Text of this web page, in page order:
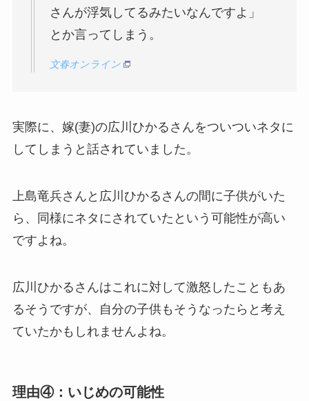
さんが浮気してるみたいなんですよ」
とか言ってしまう。
文春オンライン
実際に、嫁(妻)の広川ひかるさんをついついネタに
してしまうと話されていました。
上島竜兵さんと広川ひかるさんの間に子供がいた
ら、同様にネタにされていたという可能性が高い
ですよね。
広川ひかるさんはこれに対して激怒したこともあ
るそうですが、自分の子供もそうなったらと考え
ていたかもしれませんよね。
理由④：いじめの可能性